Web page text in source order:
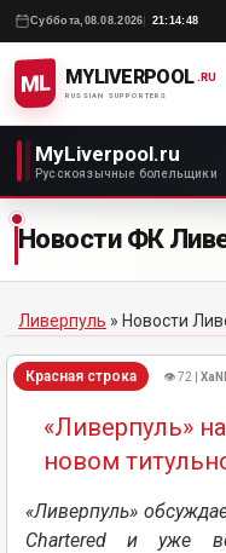
Суббота, 08.08.2026 21:14:48
ML MYLIVERPOOL
RUSSIAN SUPPORTERS
.RU
MyLiverpool.ru
Русскоязычные болельщики
Новости ФК
Ливерпуль » Новости
Красная строка 👁 72 |
«Ливерпуль»
новом
«Ливерпуль»
Chartered и уже